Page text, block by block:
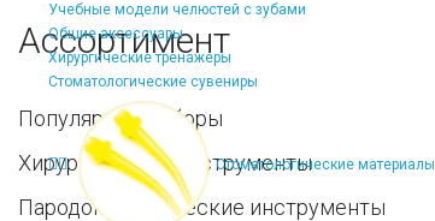
Учебные модели челюстей с зубами
Общие аксессуары
Хирургические тренажеры
Стоматологические сувениры
Стоматологические материалы
Ассортимент
Популярные наборы
Хирургические инструменты
Пародонтологические инструменты